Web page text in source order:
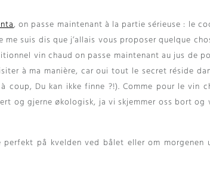
,on passe maintenant à la partie sérieuse : le
me suis dis que j’allais vous proposer quelque
vin chaud on passe maintenant au jus de
à ma manière, car oui tout le secret réside
coup, Du kan ikke finne ?!).Comme pour le vin
og gjerne økologisk, ja vi skjemmer oss bort og
på kvelden ved bålet eller om morgenen